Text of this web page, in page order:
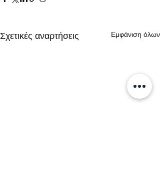
Σχετικές αναρτήσεις Εμφάνιση όλων